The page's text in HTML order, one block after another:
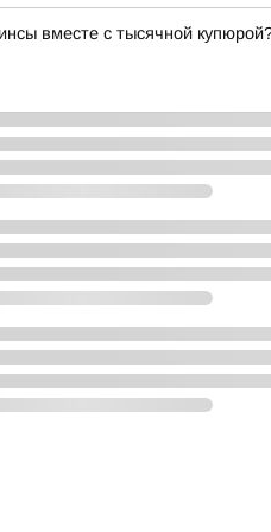
вместе с тысячной